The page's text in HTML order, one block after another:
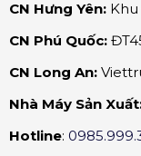
CN Hưng Yên:
CN Phú Quốc:
CN Long An:
Nhà Máy Sản
Hotline: